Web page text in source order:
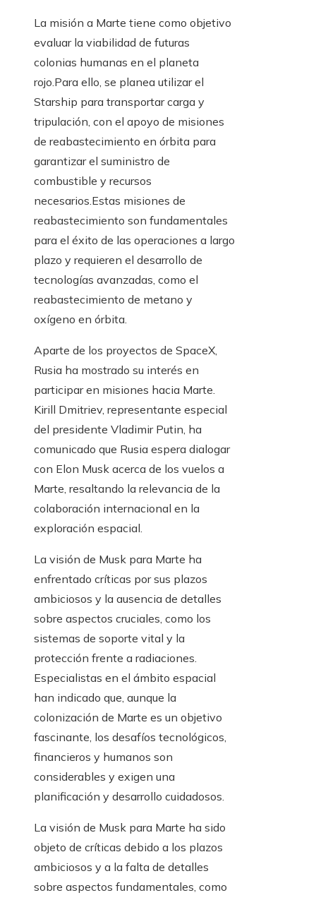
La misión a Marte tiene como objetivo
evaluar la viabilidad de futuras
colonias humanas en el planeta
rojo.Para ello, se planea utilizar el
Starship para transportar carga y
tripulación, con el apoyo de misiones
de reabastecimiento en órbita para
garantizar el suministro de
combustible y recursos
necesarios.Estas misiones de
reabastecimiento son fundamentales
para el éxito de las operaciones a largo
plazo y requieren el desarrollo de
tecnologías avanzadas, como el
reabastecimiento de metano y
oxígeno en órbita.
Aparte de los proyectos de SpaceX,
Rusia ha mostrado su interés en
participar en misiones hacia Marte.
Kirill Dmitriev, representante especial
del presidente Vladimir Putin, ha
comunicado que Rusia espera dialogar
con Elon Musk acerca de los vuelos a
Marte, resaltando la relevancia de la
colaboración internacional en la
exploración espacial.
La visión de Musk para Marte ha
enfrentado críticas por sus plazos
ambiciosos y la ausencia de detalles
sobre aspectos cruciales, como los
sistemas de soporte vital y la
protección frente a radiaciones.
Especialistas en el ámbito espacial
han indicado que, aunque la
colonización de Marte es un objetivo
fascinante, los desafíos tecnológicos,
financieros y humanos son
considerables y exigen una
planificación y desarrollo cuidadosos.
La visión de Musk para Marte ha sido
objeto de críticas debido a los plazos
ambiciosos y a la falta de detalles
sobre aspectos fundamentales, como